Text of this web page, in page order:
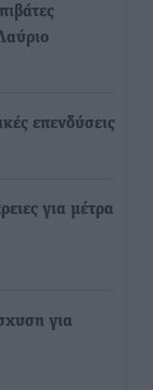
επενδύσεις
για μέτρα
για